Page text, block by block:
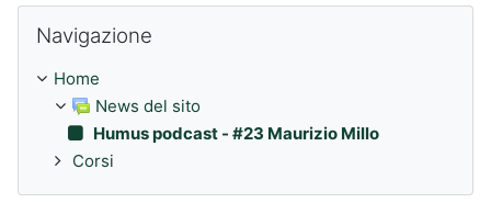
Navigazione
Home
News del sito
Humus podcast - #23 Maurizio Millo
Corsi